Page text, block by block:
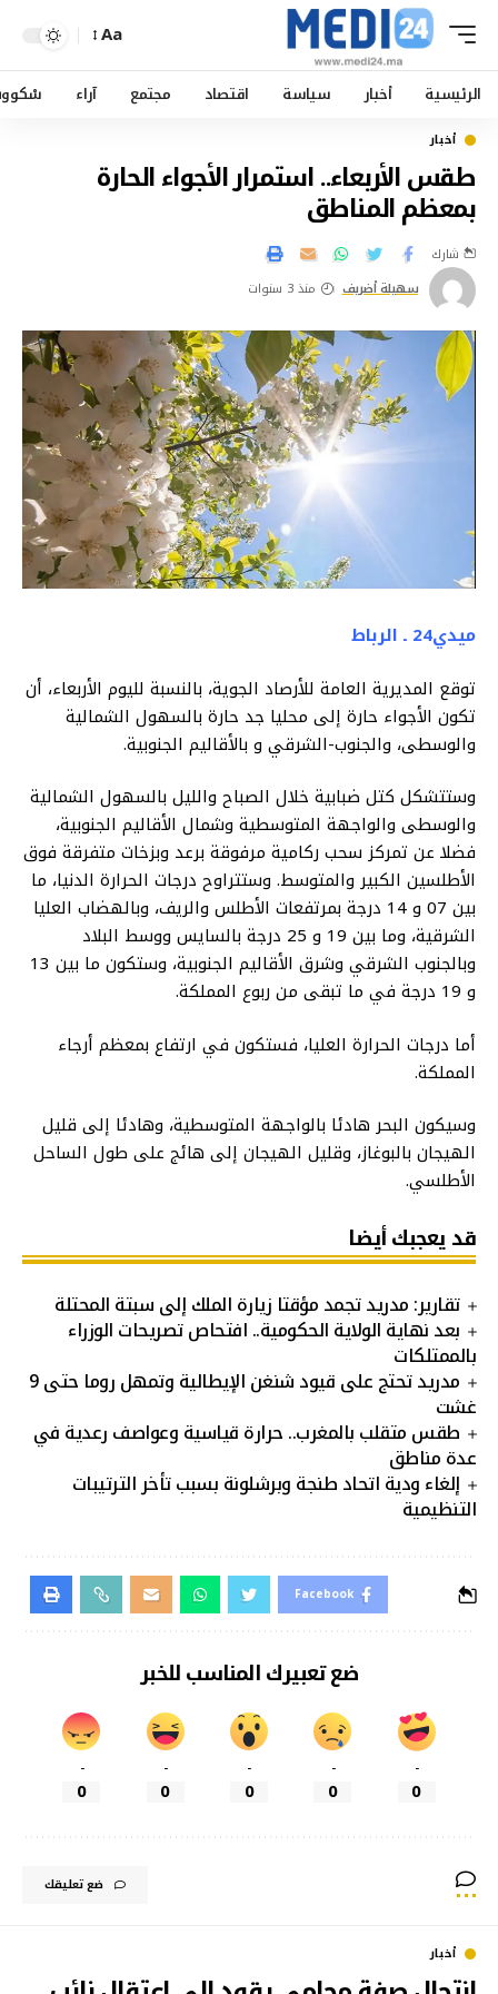
Aa
الرئيسية أخبار سياسة اقتصاد مجتمع آراء
أخبار
طقس الأربعاء.. استمرار الأجواء الحارة
بمعظم المناطق
سهيلة أضريف منذ 3 سنوات
شارك
ميدي24 ـ الرباط
توقع المديرية العامة للأرصاد الجوية، بالنسبة لليوم الأربعاء، أن
تكون الأجواء حارة إلى محليا جد حارة بالسهول الشمالية
والوسطى، والجنوب-الشرقي و بالأقاليم الجنوبية.
وستتشكل كتل ضبابية خلال الصباح والليل بالسهول الشمالية
والوسطى والواجهة المتوسطية وشمال الأقاليم الجنوبية،
فضلا عن تمركز سحب ركامية مرفوقة برعد وبزخات متفرقة فوق
الأطلسين الكبير والمتوسط. وستتراوح درجات الحرارة الدنيا، ما
بين 07 و 14 درجة بمرتفعات الأطلس والريف، وبالهضاب العليا
الشرقية، وما بين 19 و 25 درجة بالسايس ووسط البلاد
وبالجنوب الشرقي وشرق الأقاليم الجنوبية، وستكون ما بين 13
و 19 درجة في ما تبقى من ربوع المملكة.
أما درجات الحرارة العليا، فستكون في ارتفاع بمعظم أرجاء
المملكة.
وسيكون البحر هادئا بالواجهة المتوسطية، وهادئا إلى قليل
الهيجان بالبوغاز، وقليل الهيجان إلى هائج على طول الساحل
الأطلسي.
قد يعجبك أيضا
تقارير: مدريد تجمد مؤقتا زيارة الملك إلى سبتة المحتلة
بعد نهاية الولاية الحكومية.. افتحاص تصريحات الوزراء
بالممتلكات
مدريد تحتج على قيود شنغن الإيطالية وتمهل روما حتى 9
غشت
طقس متقلب بالمغرب.. حرارة قياسية وعواصف رعدية في
عدة مناطق
إلغاء ودية اتحاد طنجة وبرشلونة بسبب تأخر الترتيبات
التنظيمية
Facebook
ضع تعبيرك المناسب للخبر
-
0
-
0
-
0
-
0
-
0
ضع تعليقك
أخبار